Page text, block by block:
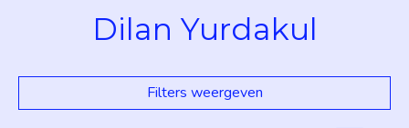
Dilan Yurdakul
Filters weergeven